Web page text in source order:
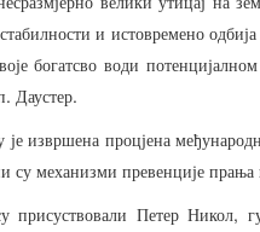
стабилности и истовремено одбија
богатсво води потенцијалном
. Даустер.
је извршена процјена
су механизми превенције прања
присуствовали Петер Никол,